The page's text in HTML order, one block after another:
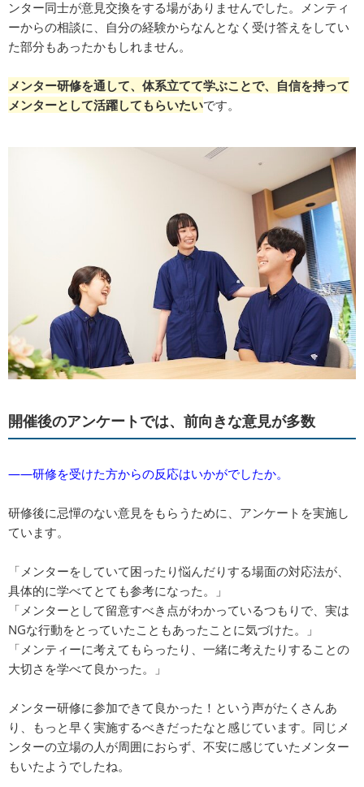
ンター同士が意見交換をする場がありませんでした。メンティ
ーからの相談に、自分の経験からなんとなく受け答えをしてい
た部分もあったかもしれません。
メンター研修を通して、体系立てて学ぶことで、自信を持って
メンターとして活躍してもらいたいです。
開催後のアンケートでは、前向きな意見が多数
――研修を受けた方からの反応はいかがでしたか。
研修後に忌憚のない意見をもらうために、アンケートを実施し
ています。
「メンターをしていて困ったり悩んだりする場面の対応法が、
具体的に学べてとても参考になった。」
「メンターとして留意すべき点がわかっているつもりで、実は
NGな行動をとっていたこともあったことに気づけた。」
「メンティーに考えてもらったり、一緒に考えたりすることの
大切さを学べて良かった。」
メンター研修に参加できて良かった！という声がたくさんあ
り、もっと早く実施するべきだったなと感じています。同じメ
ンターの立場の人が周囲におらず、不安に感じていたメンター
もいたようでしたね。